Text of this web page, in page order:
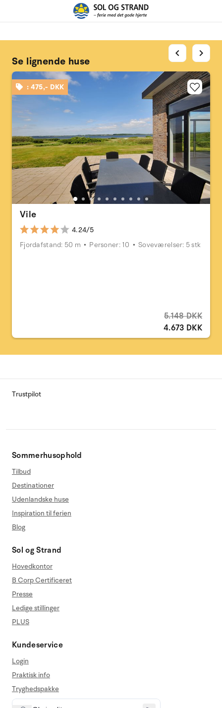
Se lignende huse
: 475,- DKK
Vile
4.24/5
Fjordafstand: 50 m
Personer: 10 Soveværelser: 5 stk
5.148 DKK
4.673 DKK
chevron_left chevron_right
Trustpilot
Sommerhusophold
Tilbud
Destinationer
Udenlandske huse
Inspiration til ferien
Blog
Sol og Strand
Hovedkontor
B Corp Certificeret
Presse
Ledige stillinger
PLUS
Kundeservice
Login
Praktisk info
Tryghedspakke